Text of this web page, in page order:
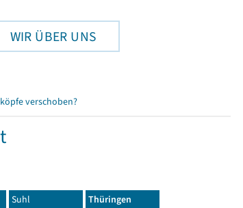
WIR ÜBER UNS
verschoben?
Suhl Thüringen